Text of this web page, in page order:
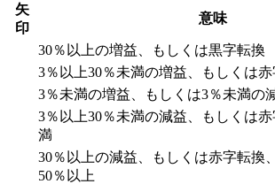
矢
印
意味
30％以上の増益、もしくは黒字転換
3％以上30％未満の増益、もしくは
3％未満の増益、もしくは3％未満の
3％以上30％未満の減益、もしくは
満
30％以上の減益、もしくは赤字転換
50％以上